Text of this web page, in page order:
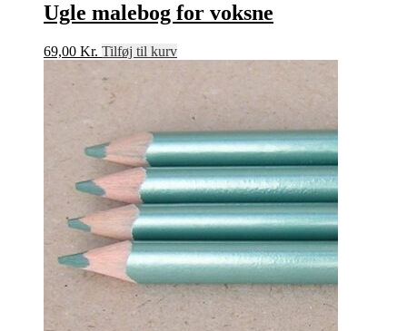
Ugle malebog for voksne
69,00 Kr. Tilføj til kurv